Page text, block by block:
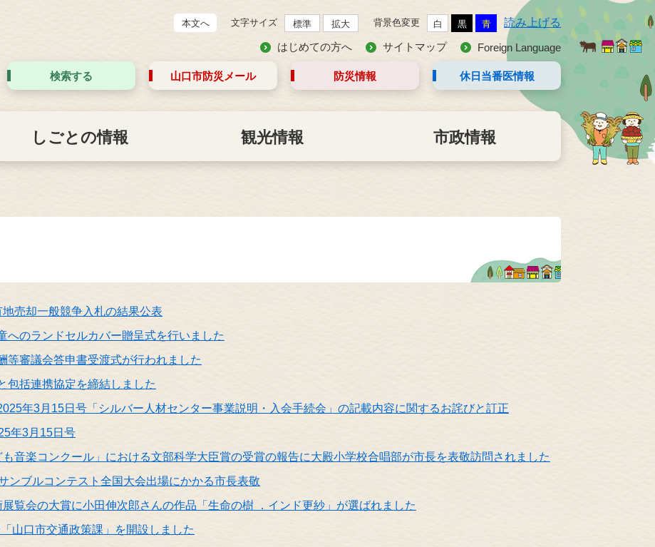
本文へ 文字サイズ 標準 拡大 背景色変更 白 黒 青 読み上げる
はじめての方へ サイトマップ Foreign Language
検索する 山口市防災 メール 防災情報 休日当番医情報
しごとの情報 観光情報 市政情報
売却一般競争入札の結果公表
へのランドセルカバー贈呈式を行いました
等審議会答申書受渡式が行われました
包括連携協定を締結しました
年3月15日号「シルバー人材センター事業説明・入会手続会」の記載内容に関するお詫びと訂正
年3月15日号
も音楽コンクール」における文部科学大臣賞の受賞の報告に大殿小学校合唱部が市長を表敬訪問されました
ンブルコンテスト全国大会出場にかかる市長表敬
覧会の大賞に小田伸次郎さんの作品「生命の樹 ．インド更紗」が選ばれました
山口市交通政策課」を開設しました